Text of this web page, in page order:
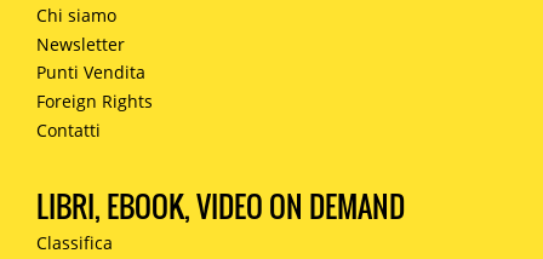
Chi siamo
Newsletter
Punti Vendita
Foreign Rights
Contatti
LIBRI, EBOOK, VIDEO ON DEMAND
Classifica